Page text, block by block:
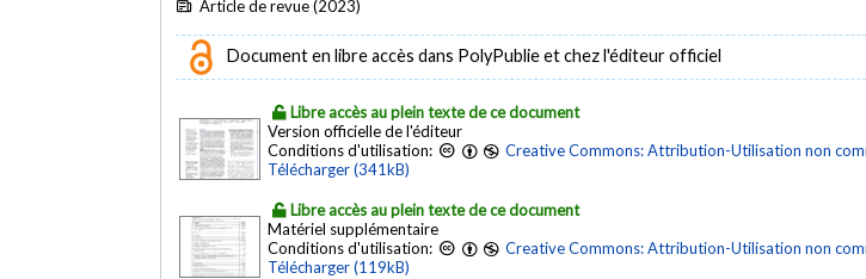
Article de revue (2023)
Document en libre accès dans PolyPublie et chez l'éditeur officiel
Libre accès au plein texte de ce document
Version officielle de l'éditeur
Conditions d'utilisation:
Creative Commons: Attribution-Utilisation non
Télécharger (341kB)
Libre accès au plein texte de ce document
Matériel supplémentaire
Conditions d'utilisation:
Creative Commons: Attribution-Utilisation non
Télécharger (119kB)